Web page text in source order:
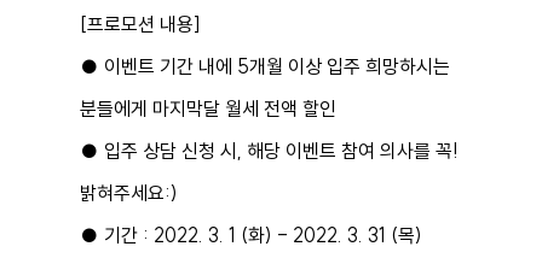
[프로모션 내용]
● 이벤트 기간 내에 5개월 이상 입주 희망하시는
분들에게 마지막달 월세 전액 할인
● 입주 상담 신청 시, 해당 이벤트 참여 의사를 꼭!
밝혀주세요:)
● 기간 : 2022. 3. 1 (화) - 2022. 3. 31 (목)